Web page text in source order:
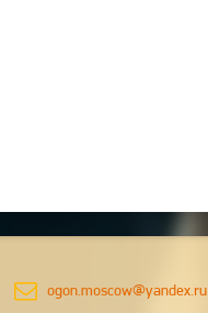
ogon.moscow@yandex.ru